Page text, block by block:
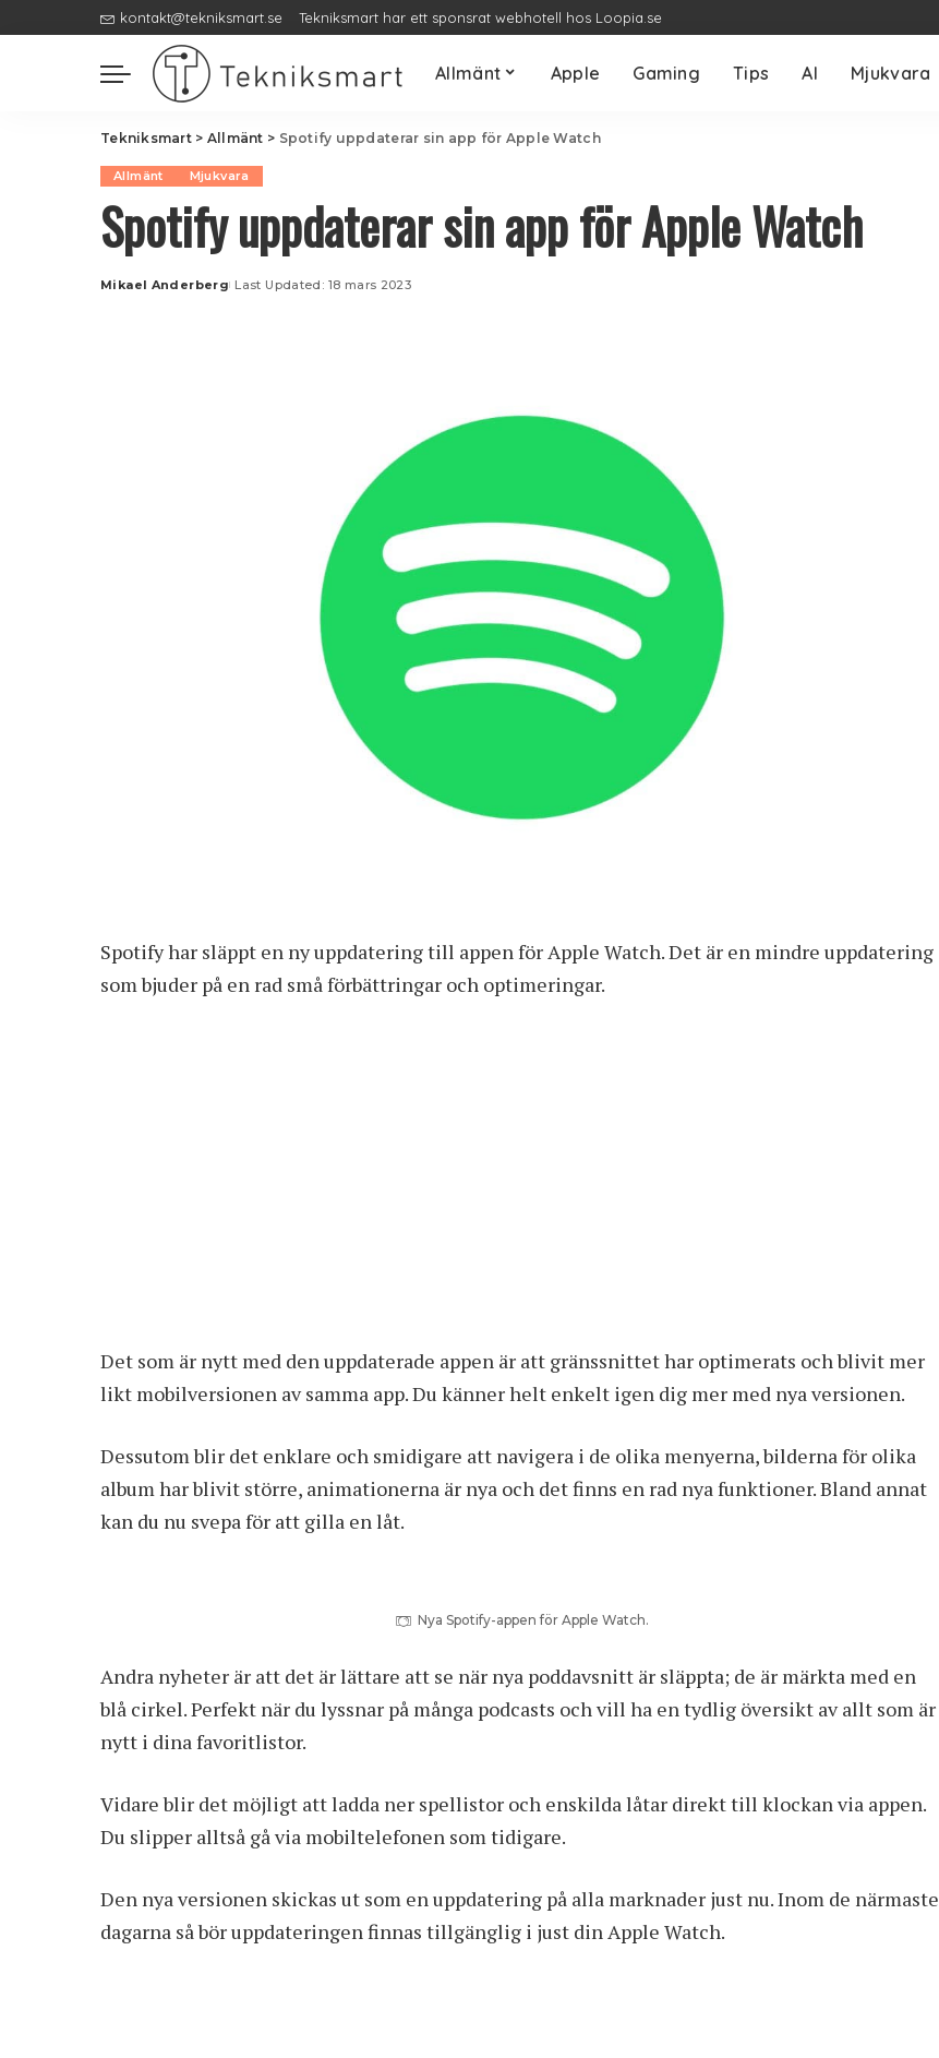
kontakt@tekniksmart.se Tekniksmart har ett sponsrat webhotell hos Loopia.se
Allmänt Apple Gaming Tips AI Mjukvara
Tekniksmart> Allmänt > Spotify uppdaterar sin app för Apple Watch
Allmänt Mjukvara
Spotify uppdaterar sin app för Apple Watch
Posted
Mikael Anderberg Last Updated: 18 mars 2023
Spotify har släppt en ny uppdatering till appen för Apple Watch. Det är en mindre uppdatering
som bjuder på en rad små förbättringar och optimeringar.
Det som är nytt med den uppdaterade appen är att gränssnittet har optimerats och blivit mer
likt mobilversionen av samma app. Du känner helt enkelt igen dig mer med nya versionen.
Dessutom blir det enklare och smidigare att navigera i de olika menyerna, bilderna för olika
album har blivit större, animationerna är nya och det finns en rad nya funktioner. Bland annat
kan du nu svepa för att gilla en låt.
Nya Spotify-appen för Apple Watch.
Andra nyheter är att det är lättare att se när nya poddavsnitt är släppta; de är märkta med en
blå cirkel. Perfekt när du lyssnar på många podcasts och vill ha en tydlig översikt av allt som är
nytt i dina favoritlistor.
Vidare blir det möjligt att ladda ner spellistor och enskilda låtar direkt till klockan via appen.
Du slipper alltså gå via mobiltelefonen som tidigare.
Den nya versionen skickas ut som en uppdatering på alla marknader just nu. Inom de närmaste
dagarna så bör uppdateringen finnas tillgänglig i just din Apple Watch.